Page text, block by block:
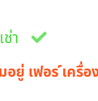
า
ยู่ เฟอร ์เครื่อ